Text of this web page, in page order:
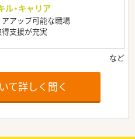
ル・キャリア
アップ可能な職場
支援が充実
て詳しく聞く